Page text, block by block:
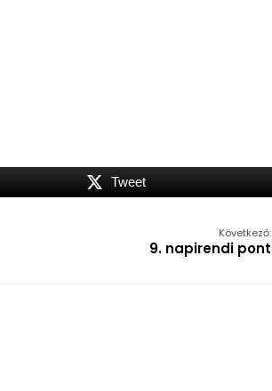
Tweet
Következő:
9. napirendi pont